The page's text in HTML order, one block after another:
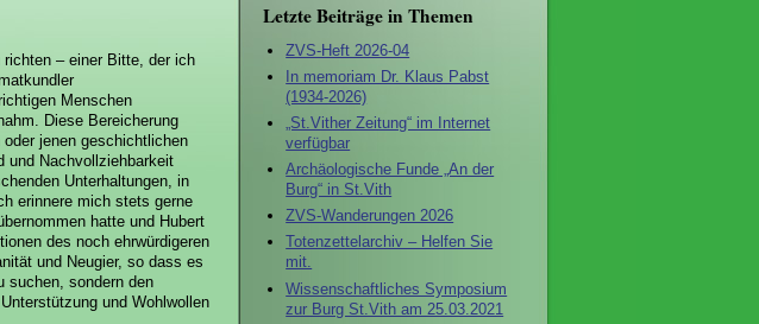
– einer Bitte, der ich
Menschen
Diese Bereicherung
jenen geschichtlichen
und Nachvollziehbarkeit
Unterhaltungen, in
erinnere mich stets gerne
hatte und Hubert
des noch ehrwürdigeren
und Neugier, so dass es
suchen, sondern den
und Wohlwollen
Letzte Beiträge in Themen
ZVS-Heft 2026-04
In memoriam Dr. Klaus Pabst
(1934-2026)
„St.Vither Zeitung“ im Internet
verfügbar
Archäologische Funde „An der
Burg“ in St.Vith
ZVS-Wanderungen 2026
Totenzettelarchiv – Helfen Sie
mit.
Wissenschaftliches Symposium
zur Burg St.Vith am 25.03.2021